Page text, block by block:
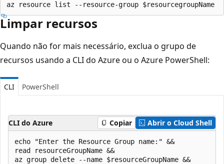
Limpar recursos
Quando não for mais necessário, exclua o grupo de
recursos usando a CLI do Azure ou o Azure PowerShell:
CLI PowerShell
CLI do Azure Copiar Abrir o Cloud Shell
echo "Enter the Resource Group name:" &&
read resourceGroupName &&
az group delete --name $resourceGroupName &&